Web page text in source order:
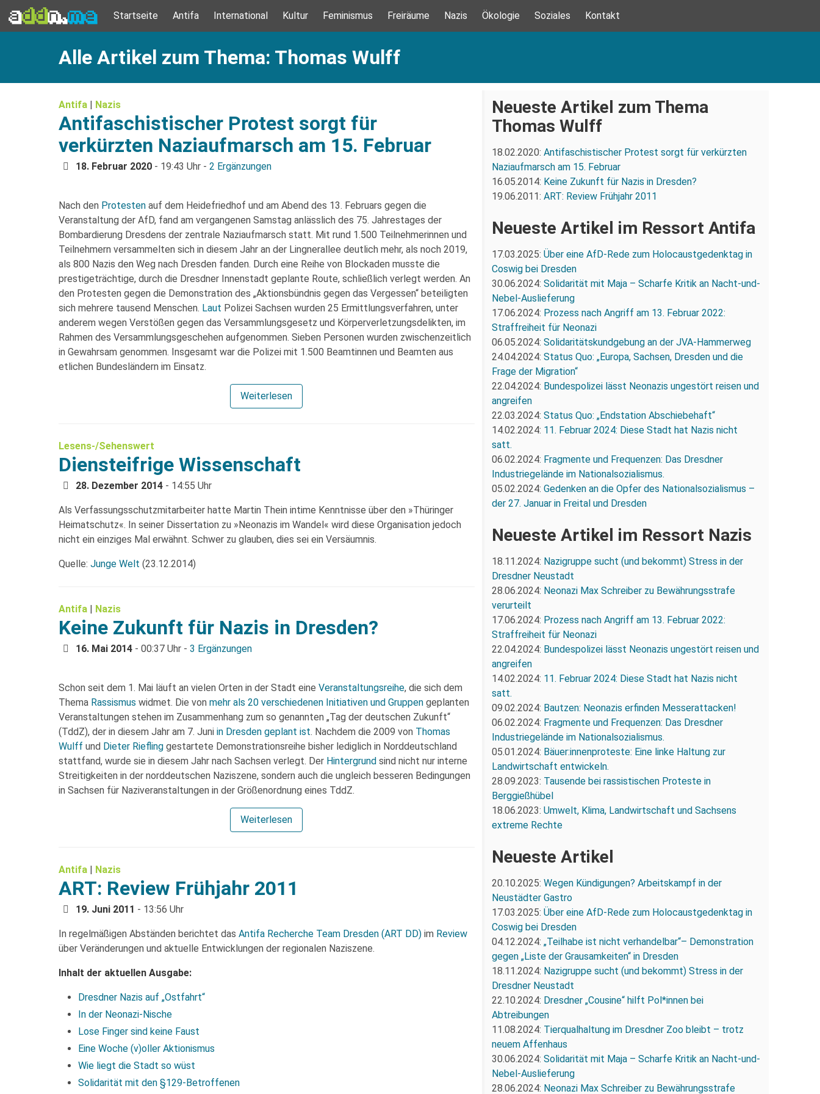
Startseite Antifa International Kultur Feminismus Freiräume Nazis Ökologie Soziales Kontakt
Alle Artikel zum Thema: Thomas Wulff
Antifa | Nazis
Antifaschistischer Protest sorgt für
verkürzten Naziaufmarsch am 15. Februar
18. Februar 2020 - 19:43 Uhr - 2 Ergänzungen
Nach den Protesten auf dem Heidefriedhof und am Abend des 13. Februars gegen die
Veranstaltung der AfD, fand am vergangenen Samstag anlässlich des 75. Jahrestages der
Bombardierung Dresdens der zentrale Naziaufmarsch statt. Mit rund 1.500 Teilnehmerinnen und
Teilnehmern versammelten sich in diesem Jahr an der Lingnerallee deutlich mehr, als noch 2019,
als 800 Nazis den Weg nach Dresden fanden. Durch eine Reihe von Blockaden musste die
prestigeträchtige, durch die Dresdner Innenstadt geplante Route, schließlich verlegt werden. An
den Protesten gegen die Demonstration des „Aktionsbündnis gegen das Vergessen“ beteiligten
sich mehrere tausend Menschen. Laut Polizei Sachsen wurden 25 Ermittlungsverfahren, unter
anderem wegen Verstößen gegen das Versammlungsgesetz und Körperverletzungsdelikten, im
Rahmen des Versammlungsgeschehen aufgenommen. Sieben Personen wurden zwischenzeitlich
in Gewahrsam genommen. Insgesamt war die Polizei mit 1.500 Beamtinnen und Beamten aus
etlichen Bundesländern im Einsatz.
Weiterlesen
Lesens-/Sehenswert
Diensteifrige Wissenschaft
28. Dezember 2014 - 14:55 Uhr
Als Verfassungsschutzmitarbeiter hatte Martin Thein intime Kenntnisse über den »Thüringer
Heimatschutz«. In seiner Dissertation zu »Neonazis im Wandel« wird diese Organisation jedoch
nicht ein einziges Mal erwähnt. Schwer zu glauben, dies sei ein Versäumnis.
Quelle: Junge Welt (23.12.2014)
Antifa | Nazis
Keine Zukunft für Nazis in Dresden?
16. Mai 2014 - 00:37 Uhr - 3 Ergänzungen
Schon seit dem 1. Mai läuft an vielen Orten in der Stadt eine Veranstaltungsreihe, die sich dem
Thema Rassismus widmet. Die von mehr als 20 verschiedenen Initiativen und Gruppen geplanten
Veranstaltungen stehen im Zusammenhang zum so genannten „Tag der deutschen Zukunft“
(TddZ), der in diesem Jahr am 7. Juni in Dresden geplant ist. Nachdem die 2009 von Thomas
Wulff und Dieter Riefling gestartete Demonstrationsreihe bisher lediglich in Norddeutschland
stattfand, wurde sie in diesem Jahr nach Sachsen verlegt. Der Hintergrund sind nicht nur interne
Streitigkeiten in der norddeutschen Naziszene, sondern auch die ungleich besseren Bedingungen
in Sachsen für Naziveranstaltungen in der Größenordnung eines TddZ.
Weiterlesen
Antifa | Nazis
ART: Review Frühjahr 2011
19. Juni 2011 - 13:56 Uhr
In regelmäßigen Abständen berichtet das Antifa Recherche Team Dresden (ART DD) im Review
über Veränderungen und aktuelle Entwicklungen der regionalen Naziszene.
Inhalt der aktuellen Ausgabe:
Dresdner Nazis auf „Ostfahrt“
In der Neonazi-Nische
Lose Finger sind keine Faust
Eine Woche (v)oller Aktionismus
Wie liegt die Stadt so wüst
Solidarität mit den §129-Betroffenen
Neueste Artikel zum Thema
Thomas Wulff
18.02.2020: Antifaschistischer Protest sorgt für verkürzten
Naziaufmarsch am 15. Februar
16.05.2014: Keine Zukunft für Nazis in Dresden?
19.06.2011: ART: Review Frühjahr 2011
Neueste Artikel im Ressort Antifa
17.03.2025: Über eine AfD-Rede zum Holocaustgedenktag in
Coswig bei Dresden
30.06.2024: Solidarität mit Maja – Scharfe Kritik an Nacht-und-
Nebel-Auslieferung
17.06.2024: Prozess nach Angriff am 13. Februar 2022:
Straffreiheit für Neonazi
06.05.2024: Solidaritätskundgebung an der JVA-Hammerweg
24.04.2024: Status Quo: „Europa, Sachsen, Dresden und die
Frage der Migration“
22.04.2024: Bundespolizei lässt Neonazis ungestört reisen und
angreifen
22.03.2024: Status Quo: „Endstation Abschiebehaft“
14.02.2024: 11. Februar 2024: Diese Stadt hat Nazis nicht
satt.
06.02.2024: Fragmente und Frequenzen: Das Dresdner
Industriegelände im Nationalsozialismus.
05.02.2024: Gedenken an die Opfer des Nationalsozialismus –
der 27. Januar in Freital und Dresden
Neueste Artikel im Ressort Nazis
18.11.2024: Nazigruppe sucht (und bekommt) Stress in der
Dresdner Neustadt
28.06.2024: Neonazi Max Schreiber zu Bewährungsstrafe
verurteilt
17.06.2024: Prozess nach Angriff am 13. Februar 2022:
Straffreiheit für Neonazi
22.04.2024: Bundespolizei lässt Neonazis ungestört reisen und
angreifen
14.02.2024: 11. Februar 2024: Diese Stadt hat Nazis nicht
satt.
09.02.2024: Bautzen: Neonazis erfinden Messerattacken!
06.02.2024: Fragmente und Frequenzen: Das Dresdner
Industriegelände im Nationalsozialismus.
05.01.2024: Bäuer:innenproteste: Eine linke Haltung zur
Landwirtschaft entwickeln.
28.09.2023: Tausende bei rassistischen Proteste in
Berggießhübel
18.06.2023: Umwelt, Klima, Landwirtschaft und Sachsens
extreme Rechte
Neueste Artikel
20.10.2025: Wegen Kündigungen? Arbeitskampf in der
Neustädter Gastro
17.03.2025: Über eine AfD-Rede zum Holocaustgedenktag in
Coswig bei Dresden
04.12.2024: „Teilhabe ist nicht verhandelbar“– Demonstration
gegen „Liste der Grausamkeiten“ in Dresden
18.11.2024: Nazigruppe sucht (und bekommt) Stress in der
Dresdner Neustadt
22.10.2024: Dresdner „Cousine“ hilft Pol*innen bei
Abtreibungen
11.08.2024: Tierqualhaltung im Dresdner Zoo bleibt – trotz
neuem Affenhaus
30.06.2024: Solidarität mit Maja – Scharfe Kritik an Nacht-und-
Nebel-Auslieferung
28.06.2024: Neonazi Max Schreiber zu Bewährungsstrafe